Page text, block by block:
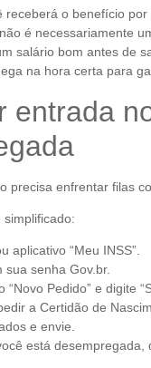
receberá o benefício
é necessariamente
salário bom antes de
na hora certa para
entrada
precisa enfrentar filas
simplificado:
aplicativo “Meu INSS”.
sua senha Gov.br.
“Novo Pedido” e digite
a Certidão de
e envie.
está